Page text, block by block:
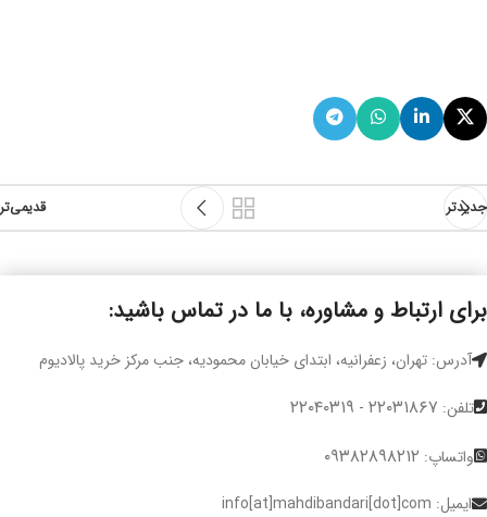
جدیدتر قدیمی‌تر
برای ارتباط و مشاوره، با ما در تماس باشید:
آدرس: تهران، زعفرانیه، ابتدای خیابان محمودیه، جنب مرکز خرید پالادیوم
تلفن: ۲۲۰۳۱۸۶۷ - ۲۲۰۴۰۳۱۹
واتساپ: ۰۹۳۸۲۸۹۸۲۱۲
ایمیل: info[at]mahdibandari[dot]com